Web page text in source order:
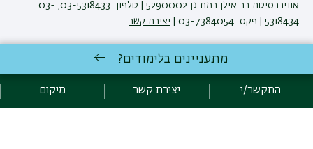
אוניברסיטת בר אילן רמת גן 5290002 | טלפון: 03-5318433, 03-
5318434 | פקס: 03-7384054 |
יצירת קשר
באוניברסיטת בר-אילן
הצהרת נגישות
מדיניות פרטיות
מתעניינים בלימודים?
התקשר/י יצירת קשר מיקום